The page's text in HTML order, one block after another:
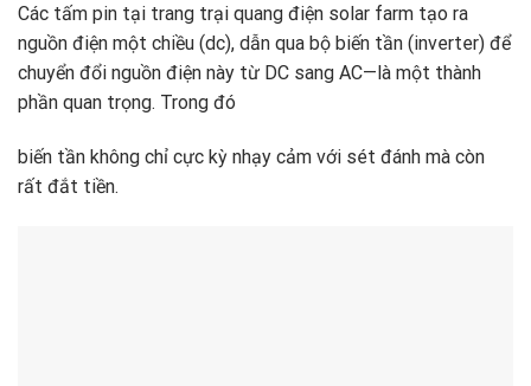
Các tấm pin tại trang trại quang điện solar farm tạo ra
nguồn điện một chiều (dc), dẫn qua bộ biến tần (inverter) để
chuyển đổi nguồn điện này từ DC sang AC—là một thành
phần quan trọng. Trong đó
biến tần không chỉ cực kỳ nhạy cảm với sét đánh mà còn
rất đắt tiền.